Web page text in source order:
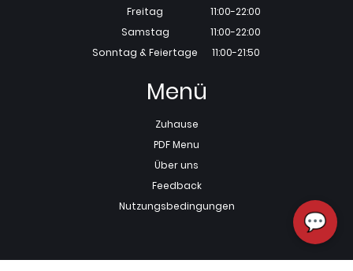
Freitag
Samstag
Sonntag & Feiertage
11:00-22:00
11:00-22:00
11:00-21:50
Menü
Zuhause
PDF Menu
Über uns
Feedback
Nutzungsbedingungen
💬